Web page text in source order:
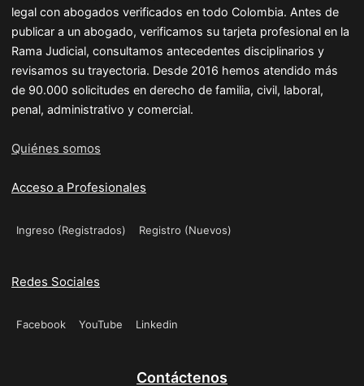
legal con abogados verificados en todo Colombia. Antes de
publicar a un abogado, verificamos su tarjeta profesional en la
Rama Judicial, consultamos antecedentes disciplinarios y
revisamos su trayectoria. Desde 2016 hemos atendido más
de 90.000 solicitudes en derecho de familia, civil, laboral,
penal, administrativo y comercial.
Quiénes somos
Acceso a Profesionales
Ingreso (Registrados) Registro (Nuevos)
Redes Sociales
Facebook YouTube Linkedin
Contáctenos